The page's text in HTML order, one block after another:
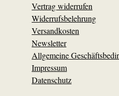
Vertrag widerrufen
Widerrufsbelehrung
Versandkosten
Newsletter
Allgemeine
Impressum
Datenschutz